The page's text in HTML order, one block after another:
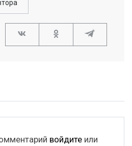
войдите или